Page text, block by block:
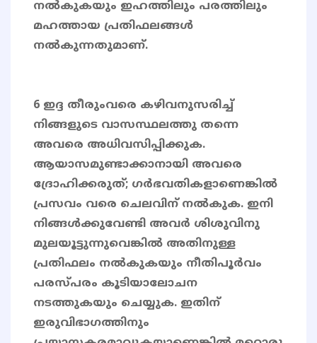
നൽകുകയും ഇഹത്തിലും പരത്തിലും
മഹത്തായ പ്രതിഫലങ്ങൾ
നൽകുന്നതുമാണ്.
6 ഇദ്ദ തീരുംവരെ കഴിവനുസരിച്ച്
നിങ്ങളുടെ വാസസ്ഥലത്തു തന്നെ
അവരെ അധിവസിപ്പിക്കുക.
ആയാസമുണ്ടാക്കാനായി അവരെ
ദ്രോഹിക്കരുത്; ഗര്‍ഭവതികളാണെങ്കില്‍
പ്രസവം വരെ ചെലവിന് നല്‍കുക. ഇനി
നിങ്ങള്‍ക്കുവേണ്ടി അവര്‍ ശിശുവിനു
മുലയൂട്ടുന്നുവെങ്കില്‍ അതിനുള്ള
പ്രതിഫലം നല്‍കുകയും നീതിപൂര്‍വം
പരസ്പരം കൂടിയാലോചന
നടത്തുകയും ചെയ്യുക. ഇതിന്
ഇരുവിഭാഗത്തിനും